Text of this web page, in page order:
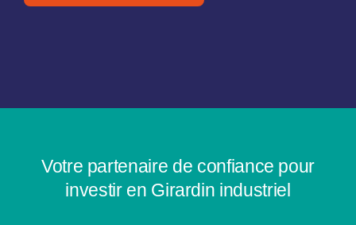
Votre partenaire de confiance pour
investir en Girardin industriel